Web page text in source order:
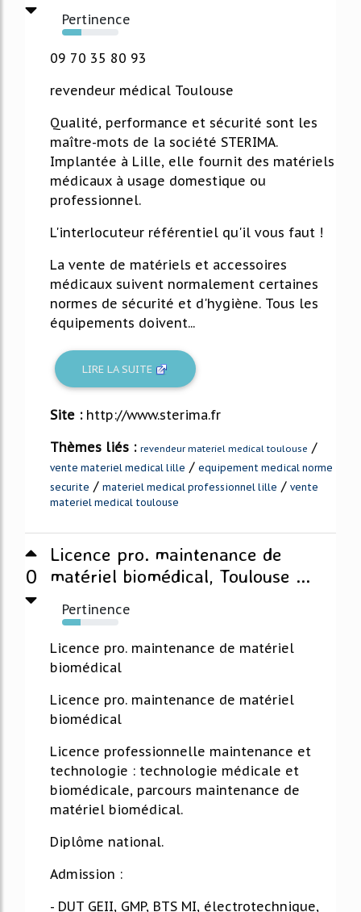
Pertinence
34%
09 70 35 80 93
revendeur médical Toulouse
Qualité, performance et sécurité sont les
maître-mots de la société STERIMA.
Implantée à Lille, elle fournit des matériels
médicaux à usage domestique ou
professionnel.
L'interlocuteur référentiel qu'il vous faut !
La vente de matériels et accessoires
médicaux suivent normalement certaines
normes de sécurité et d'hygiène. Tous les
équipements doivent...
LIRE LA SUITE
Site : http://www.sterima.fr
Thèmes liés : revendeur materiel medical toulouse /
vente materiel medical lille / equipement medical norme
securite / materiel medical professionnel lille / vente
materiel medical toulouse
0
Licence pro. maintenance de
matériel biomédical, Toulouse ...
Pertinence
33%
Licence pro. maintenance de matériel
biomédical
Licence pro. maintenance de matériel
biomédical
Licence professionnelle maintenance et
technologie : technologie médicale et
biomédicale, parcours maintenance de
matériel biomédical.
Diplôme national.
Admission :
- DUT GEII, GMP, BTS MI, électrotechnique,